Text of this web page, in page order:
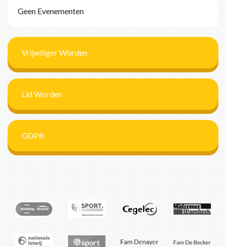
Geen Evenementen
Vrijwiliger Worden
Lid Worden
GDPR